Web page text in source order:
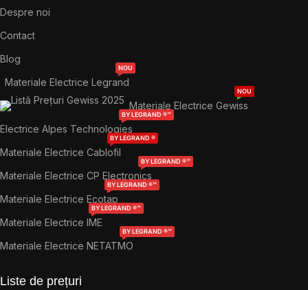
Despre noi
Contact
Blog
Materiale Electrice Legrand
NOU
Materiale Electrice Gewiss
NOU
Electrice Alpes Technologies
BY LEGRAND ®™
Materiale Electrice Cablofil
BY LEGRAND ®
Materiale Electrice CP Electronics
BY LEGRAND ®™
Materiale Electrice Ecotap
BY LEGRAND ®™
Materiale Electrice IME
BY LEGRAND ®™
Materiale Electrice NETATMO
BY LEGRAND ®™
Liste de prețuri